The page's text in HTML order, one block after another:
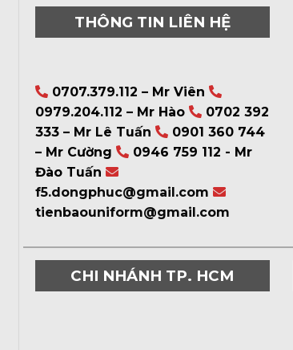
THÔNG TIN LIÊN HỆ
0707.379.112 – Mr Viên
0979.204.112 – Mr Hào
0702 392
333 – Mr Lê Tuấn
0901 360 744
– Mr Cường
0946 759 112 - Mr
Đào Tuấn
f5.dongphuc@gmail.com
tienbaouniform@gmail.com
CHI NHÁNH TP. HCM